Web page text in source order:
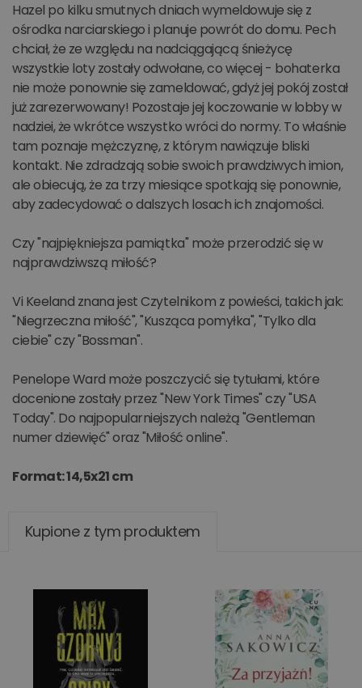
Hazel po kilku smutnych dniach wymeldowuje się z
ośrodka narciarskiego i planuje powrót do domu. Pech
chciał, że ze względu na nadciągającą śnieżycę
wszystkie loty zostały odwołane, co więcej - bohaterka
nie może ponownie się zameldować, gdyż jej pokój został
już zarezerwowany! Pozostaje jej koczowanie w lobby w
nadziei, że wkrótce wszystko wróci do normy. To właśnie
tam poznaje mężczyznę, z którym nawiązuje bliski
kontakt. Nie zdradzają sobie swoich prawdziwych imion,
ale obiecują, że za trzy miesiące spotkają się ponownie,
aby zadecydować o dalszych losach ich znajomości.
Czy "najpiękniejsza pamiątka" może przerodzić się w
najprawdziwszą miłość?
Vi Keeland znana jest Czytelnikom z powieści, takich jak:
"Niegrzeczna miłość", "Kusząca pomyłka", "Tylko dla
ciebie" czy "Bossman".
Penelope Ward może poszczycić się tytułami, które
docenione zostały przez "New York Times" czy "USA
Today". Do najpopularniejszych należą "Gentleman
numer dziewięć" oraz "Miłość online".
Format: 14,5x21 cm
Kupione z tym produktem